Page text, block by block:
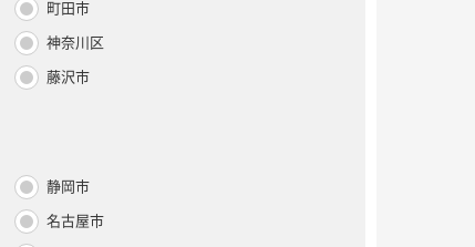
町田市
神奈川区
藤沢市
静岡市
名古屋市